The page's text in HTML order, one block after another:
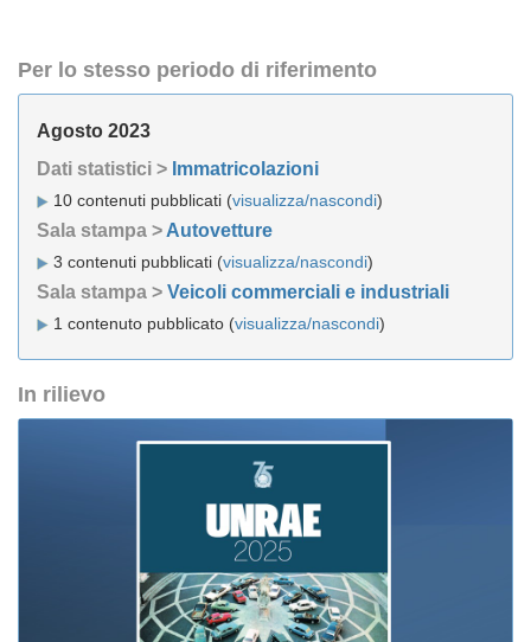
Per lo stesso periodo di riferimento
Agosto 2023
Dati statistici > Immatricolazioni
10 contenuti pubblicati (visualizza/nascondi)
Sala stampa > Autovetture
3 contenuti pubblicati (visualizza/nascondi)
Sala stampa > Veicoli commerciali e industriali
1 contenuto pubblicato (visualizza/nascondi)
In rilievo